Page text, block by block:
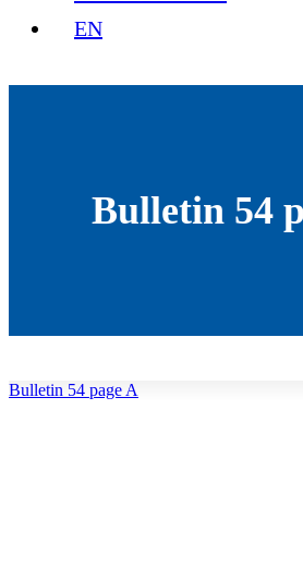
EN
Bulletin 54
Bulletin 54 page A